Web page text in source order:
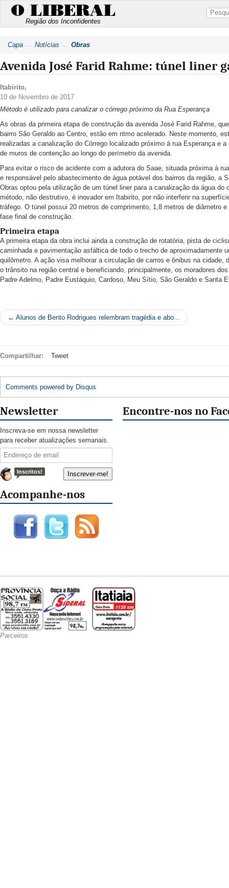
O LIBERAL
Região dos Inconfidentes
Capa Notícias Obras
Avenida José Farid Rahme: túnel liner
Itabirito,
10 de Novembro de 2017
Método é utilizado para canalizar o córrego próximo da Rua Esperança
As obras da primeira etapa de construção da avenida José Farid Rahme,
bairro São Geraldo ao Centro, estão em ritmo acelerado. Neste momento,
realizadas a canalização do Córrego localizado próximo à rua Esperança e a
de muros de contenção ao longo do perímetro da avenida.
Para evitar o risco de acidente com a adutora do Saae, situada próxima à
e responsável pelo abastecimento de água potável dos bairros da região, a
Obras optou pela utilização de um túnel liner para a canalização da água do
método, não destrutivo, é inovador em Itabirito, por não interferir na
tráfego. O túnel possui 20 metros de comprimento, 1,8 metros de diâmetro
fase final de construção.
Primeira etapa
A primeira etapa da obra inclui ainda a construção de rotatória, pista de
caminhada e pavimentação asfáltica de todo o trecho de aproximadamente
quilômetro. A ação visa melhorar a circulação de carros e ônibus na cidade,
o trânsito na região central e beneficiando, principalmente, os moradores
Padre Adelmo, Padre Eustáquio, Cardoso, Meu Sítio, São Geraldo e Santa
← Alunos de Bento Rodrigues relembram tragédia e abo...
Compartilhar: Tweet
Comments powered by Disqus
Newsletter
Inscreva-se em nossa newsletter
para receber atualizações semanais.
Inscritos!
Acompanhe-nos
Encontre-nos no
Parceiros